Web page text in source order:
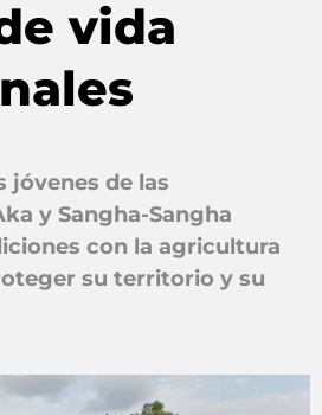
vida
jóvenes de las
y Sangha-Sangha
con la agricultura
su territorio y su